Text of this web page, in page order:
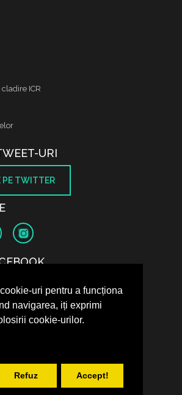
uri pentru a funcționa
navigarea, iți exprimi
cookie-urilor.
Refuz Accept!
ICR
URI
PE TWITTER